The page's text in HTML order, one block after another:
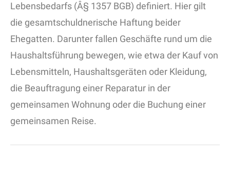
Lebensbedarfs (Â§ 1357 BGB) definiert. Hier gilt
die gesamtschuldnerische Haftung beider
Ehegatten. Darunter fallen Geschäfte rund um die
Haushaltsführung bewegen, wie etwa der Kauf von
Lebensmitteln, Haushaltsgeräten oder Kleidung,
die Beauftragung einer Reparatur in der
gemeinsamen Wohnung oder die Buchung einer
gemeinsamen Reise.